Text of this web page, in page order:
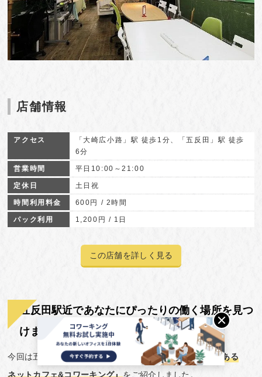
店舗情報
アクセス
「大崎広小路」駅 徒歩1分、「五反田」駅 徒歩
6分
営業時間 平日10:00～21:00
定休日 土日祝
時間利用料金 600円 / 2時間
パック利用 1,200円 / 1日
この店舗を詳しく見る
五反田駅近であなたにぴったりの働く場所を見つ
けましょう！
今回は五反田エリアで『本当に仕事が捗る電源とWi-Fiがある
ネットカフェ&コワーキング』をご紹介しました。